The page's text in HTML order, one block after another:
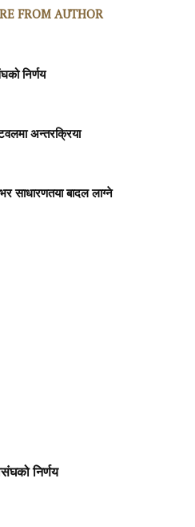
FROM AUTHOR
निर्णय
अन्तरक्रिया
साधारणतया बादल लाग्ने
निर्णय